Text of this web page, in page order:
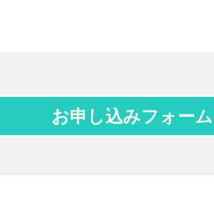
お申し込みフォーム